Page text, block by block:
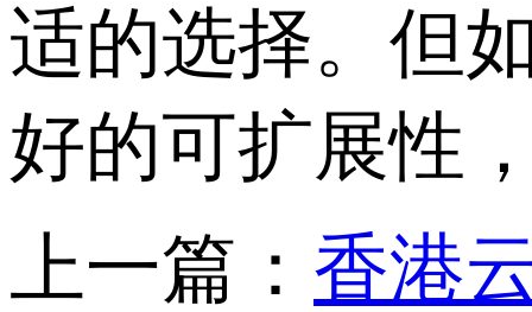
适的选择。但
好的可扩展性
上一篇： 香港